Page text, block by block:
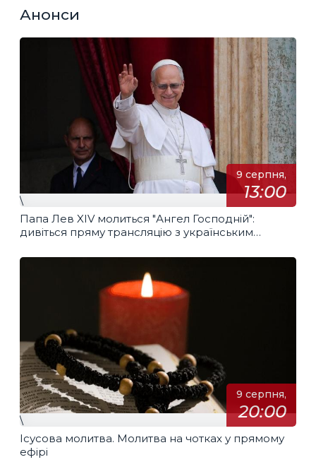
Анонси
9 серпня,
13:00
\
Папа Лев XIV молиться "Ангел Господній":
дивіться пряму трансляцію з українським
9 серпня,
20:00
\
Ісусова молитва. Молитва на чотках у прямому
ефірі